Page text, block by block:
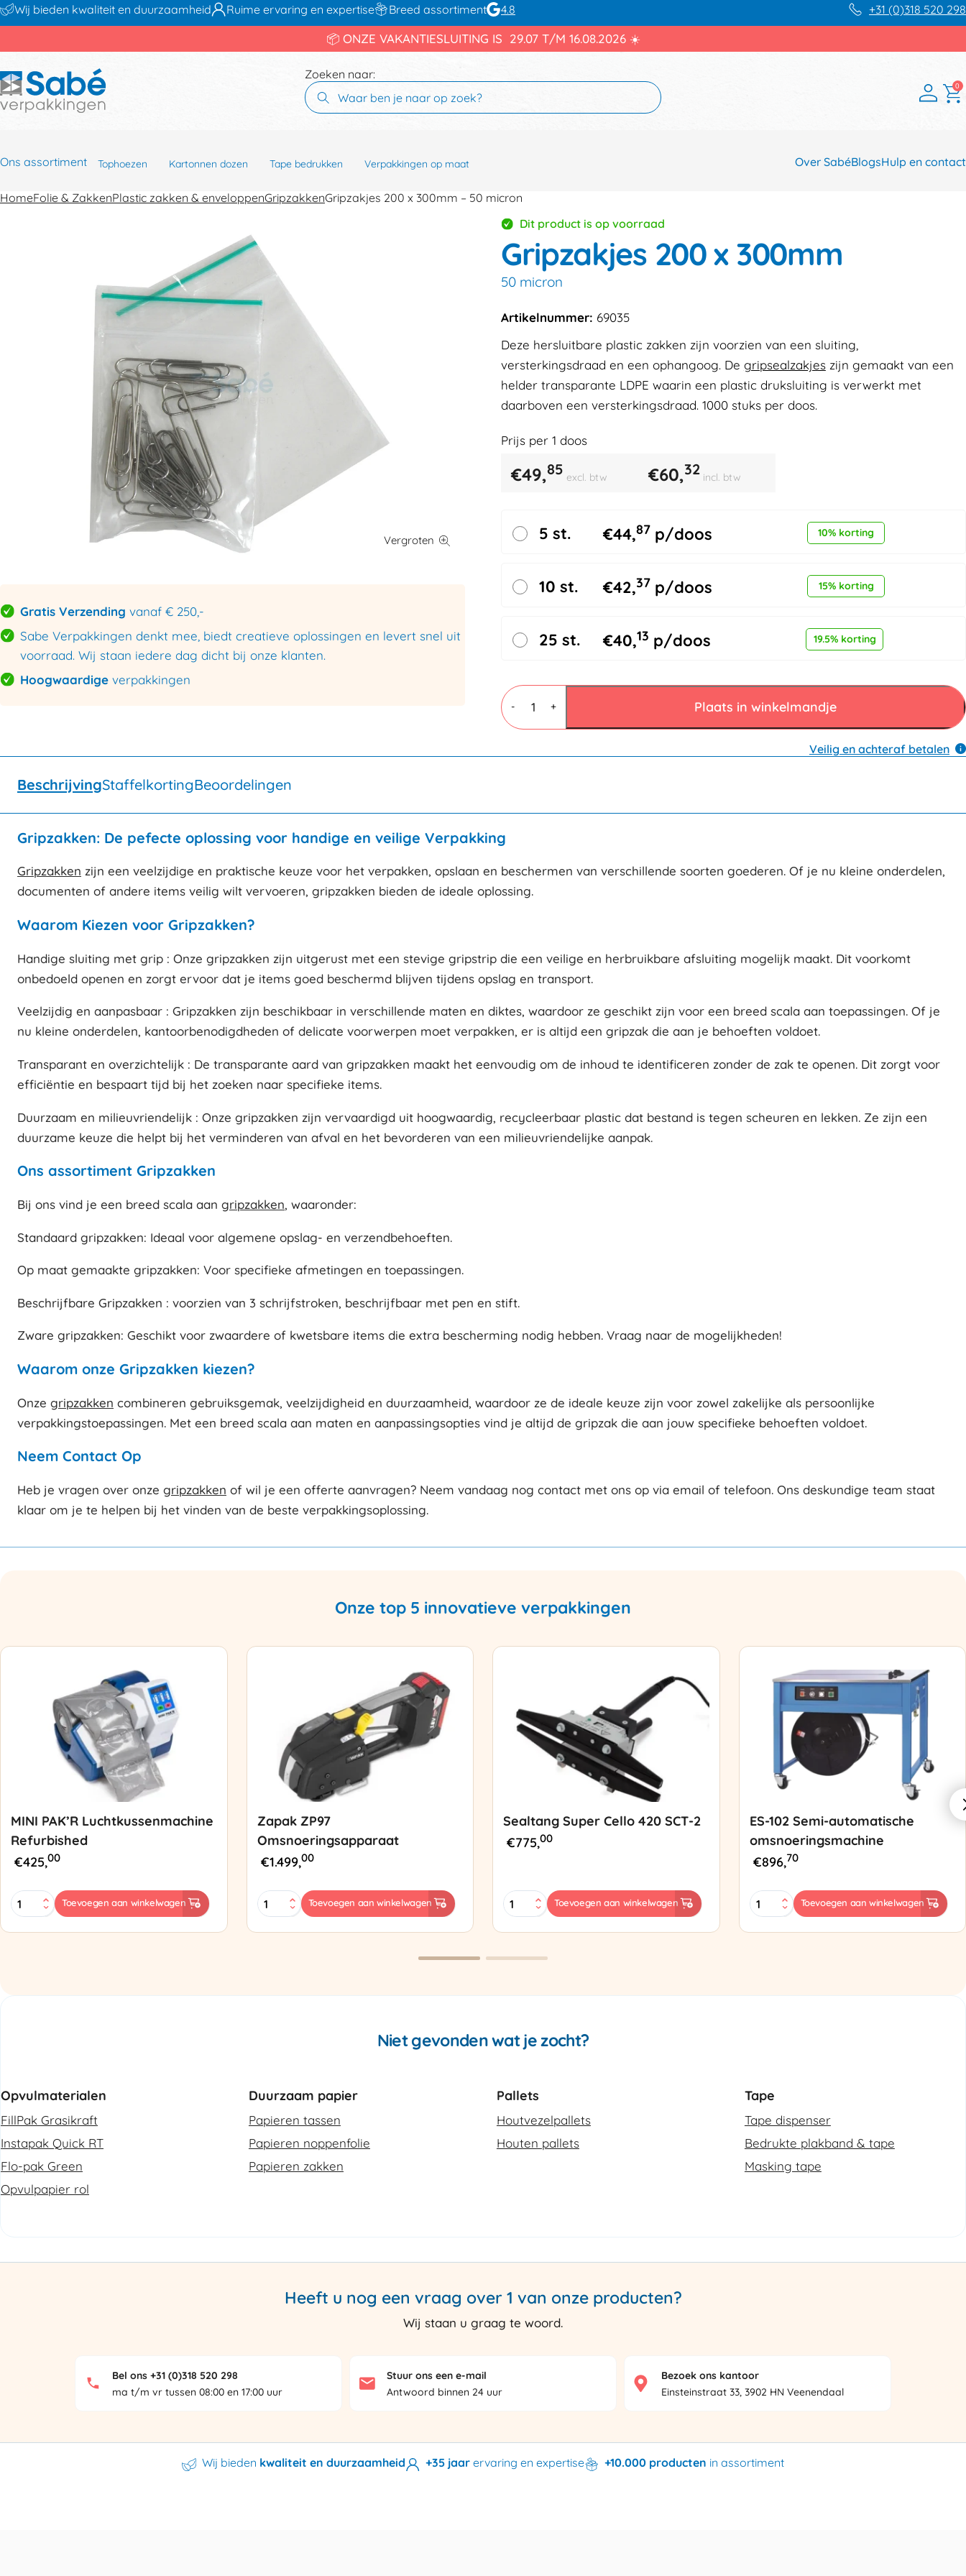
Wij bieden kwaliteit en duurzaamheid Ruime ervaring en expertise Breed assortiment 4.8 +31 (0)318 520 298
📦 ONZE VAKANTIESLUITING IS 29.07 T/M 16.08.2026 ☀️
Zoeken naar:
0
Ons assortiment Over SabéBlogsHulp en contact
Tophoezen Kartonnen dozen Tape bedrukken Verpakkingen op maat
HomeFolie & ZakkenPlastic zakken & enveloppenGripzakkenGripzakjes 200 x 300mm – 50 micron
Gratis Verzending vanaf € 250,-
Sabe Verpakkingen denkt mee, biedt creatieve oplossingen en levert snel uit
voorraad. Wij staan iedere dag dicht bij onze klanten.
Hoogwaardige verpakkingen
Dit product is op voorraad
Gripzakjes 200 x 300mm
50 micron
Artikelnummer: 69035
Deze hersluitbare plastic zakken zijn voorzien van een sluiting,
versterkingsdraad en een ophangoog. De gripsealzakjeszijn gemaakt van een
helder transparante LDPE waarin een plastic druksluiting is verwerkt met
daarboven een versterkingsdraad. 1000 stuks per doos.
Prijs per 1 doos
€49,85 excl. btw €60,32 incl. btw
5 st. €44,87 p/doos 10% korting
10 st. €42,37 p/doos 15% korting
25 st. €40,13 p/doos 19.5% korting
-
Gripzakjes
200
x
300mm
50
+ Plaats in winkelmandje
Veilig en achteraf betalen
BeschrijvingStaffelkortingBeoordelingen
Gripzakken: De pefecte oplossing voor handige en veilige Verpakking
Gripzakken zijn een veelzijdige en praktische keuze voor het verpakken, opslaan en beschermen van verschillende soorten goederen. Of je nu kleine onderdelen,
documenten of andere items veilig wilt vervoeren, gripzakken bieden de ideale oplossing.
Waarom Kiezen voor Gripzakken?
Handige sluiting met grip : Onze gripzakken zijn uitgerust met een stevige gripstrip die een veilige en herbruikbare afsluiting mogelijk maakt. Dit voorkomt
onbedoeld openen en zorgt ervoor dat je items goed beschermd blijven tijdens opslag en transport.
Veelzijdig en aanpasbaar : Gripzakken zijn beschikbaar in verschillende maten en diktes, waardoor ze geschikt zijn voor een breed scala aan toepassingen. Of je
nu kleine onderdelen, kantoorbenodigdheden of delicate voorwerpen moet verpakken, er is altijd een gripzak die aan je behoeften voldoet.
Transparant en overzichtelijk : De transparante aard van gripzakken maakt het eenvoudig om de inhoud te identificeren zonder de zak te openen. Dit zorgt voor
efficiëntie en bespaart tijd bij het zoeken naar specifieke items.
Duurzaam en milieuvriendelijk : Onze gripzakken zijn vervaardigd uit hoogwaardig, recycleerbaar plastic dat bestand is tegen scheuren en lekken. Ze zijn een
duurzame keuze die helpt bij het verminderen van afval en het bevorderen van een milieuvriendelijke aanpak.
Ons assortiment Gripzakken
Bij ons vind je een breed scala aan gripzakken, waaronder:
Standaard gripzakken: Ideaal voor algemene opslag- en verzendbehoeften.
Op maat gemaakte gripzakken: Voor specifieke afmetingen en toepassingen.
Beschrijfbare Gripzakken : voorzien van 3 schrijfstroken, beschrijfbaar met pen en stift.
Zware gripzakken: Geschikt voor zwaardere of kwetsbare items die extra bescherming nodig hebben. Vraag naar de mogelijkheden!
Waarom onze Gripzakken kiezen?
Onze gripzakken combineren gebruiksgemak, veelzijdigheid en duurzaamheid, waardoor ze de ideale keuze zijn voor zowel zakelijke als persoonlijke
verpakkingstoepassingen. Met een breed scala aan maten en aanpassingsopties vind je altijd de gripzak die aan jouw specifieke behoeften voldoet.
Neem Contact Op
Heb je vragen over onze gripzakken of wil je een offerte aanvragen? Neem vandaag nog contact met ons op via email of telefoon. Ons deskundige team staat
klaar om je te helpen bij het vinden van de beste verpakkingsoplossing.
Onze top 5 innovatieve verpakkingen
MINI PAK’R Luchtkussenmachine
Refurbished
€425,00
MINI
PAK'R
Toevoegen aan winkelwagen
Zapak ZP97
Omsnoeringsapparaat
€1.499,00
Zapak
ZP97
Toevoegen aan winkelwagen
Sealtang Super Cello 420 SCT-2
€775,00
Sealtang
Super
Toevoegen aan winkelwagen
ES-102 Semi-automatische
omsnoeringsmachine
€896,70
ES-
102
Toevoegen aan winkelwagen
Niet gevonden wat je zocht?
Opvulmaterialen
FillPak Grasikraft
Instapak Quick RT
Flo-pak Green
Opvulpapier rol
Duurzaam papier
Papieren tassen
Papieren noppenfolie
Papieren zakken
Pallets
Houtvezelpallets
Houten pallets
Tape
Tape dispenser
Bedrukte plakband & tape
Masking tape
Heeft u nog een vraag over 1 van onze producten?
Wij staan u graag te woord.
Bel ons +31 (0)318 520 298
ma t/m vr tussen 08:00 en 17:00 uur
Stuur ons een e-mail
Antwoord binnen 24 uur
Bezoek ons kantoor
Einsteinstraat 33, 3902 HN Veenendaal
Wij bieden kwaliteit en duurzaamheid +35 jaar ervaring en expertise +10.000 producten in assortiment